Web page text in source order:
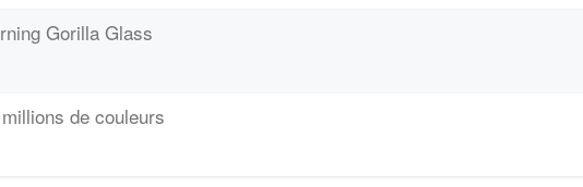
Gorilla Glass
de couleurs